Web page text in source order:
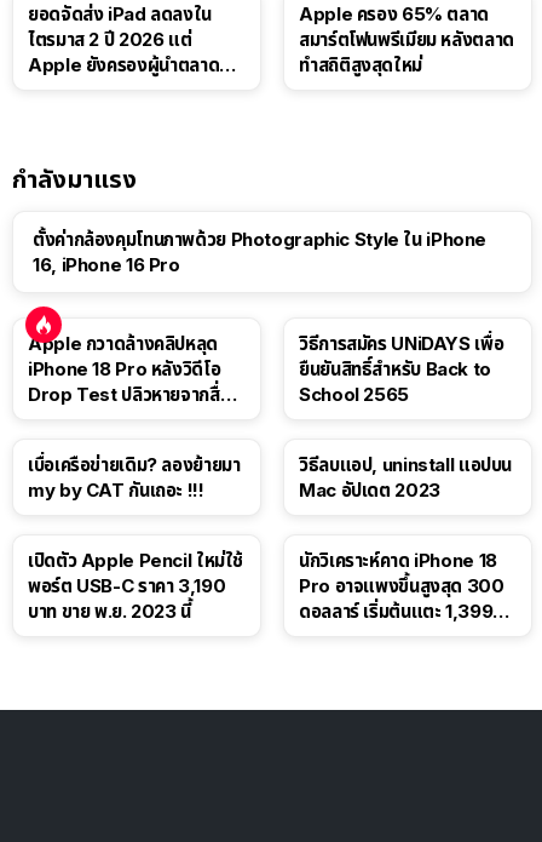
ยอดจัดส่ง iPad ลดลงใน
ไตรมาส 2 ปี 2026 แต่
Apple ยังครองผู้นำตลาด
Apple ครอง 65% ตลาด
สมาร์ตโฟนพรีเมียม หลังตลาด
ทำสถิติสูงสุดใหม่
กำลังมาแรง
ตั้งค่ากล้องคุมโทนภาพด้วย Photographic Style ใน iPhone
16, iPhone 16 Pro
Apple กวาดล้างคลิปหลุด
iPhone 18 Pro หลังวิดีโอ
Drop Test ปลิวหายจากสื่อ
วิธีการสมัคร UNiDAYS เพื่อ
ยืนยันสิทธิ์สำหรับ Back to
School 2565
เบื่อเครือข่ายเดิม? ลองย้ายมา
my by CAT กันเถอะ !!!
วิธีลบแอป, uninstall แอปบน
Mac อัปเดต 2023
เปิดตัว Apple Pencil ใหม่ใช้
พอร์ต USB-C ราคา 3,190
บาท ขาย พ.ย. 2023 นี้
นักวิเคราะห์คาด iPhone 18
Pro อาจแพงขึ้นสูงสุด 300
ดอลลาร์ เริ่มต้นแตะ 1,399